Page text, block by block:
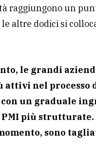
raggiungono un
altre dodici si
le grandi
attivi nel processo
un graduale
PMI più
sono